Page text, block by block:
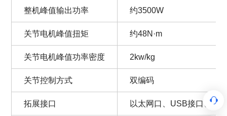
整机峰值输出功率 约3500W
关节电机峰值扭矩 约48N·m
关节电机峰值功率密度 2kw/kg
关节控制方式 双编码
拓展接口 以太网口、USB接口、电